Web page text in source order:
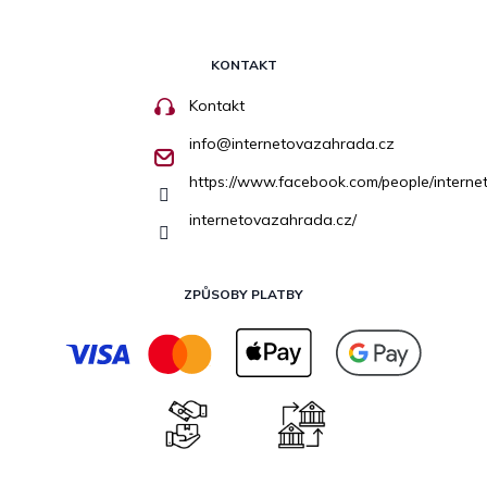
KONTAKT
Kontakt
info@internetovazahrada.cz
https://www.facebook.com/people/
internetovazahrada.cz/
ZPŮSOBY PLATBY